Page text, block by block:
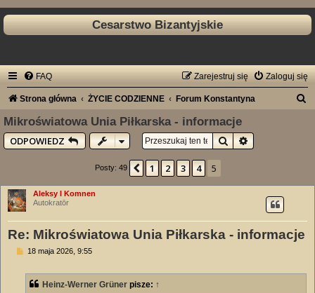
Cesarstwo Bizantyjskie
FAQ Zaloguj się
Zarejestruj się
Strona główna ŻYCIE CODZIENNE Forum Konstantyna
Mikroświatowa Unia Piłkarska - informacje
ODPOWIEDZ
Szukaj
Posty: 49 Poprzednia
1 2 3 4 5
Aleksy I Komnen
Autokratōr
Re: Mikroświatowa Unia Piłkarska - informacje
P18 maja 2026, 9:55
Heinz-Werner Grüner pisze: ↑